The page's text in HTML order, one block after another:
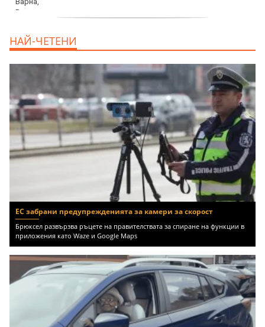
НАЙ-ЧЕТЕНИ
ЕС забрани предупрежденията за камери за скорост
Брюксел развързва ръцете на правителствата за спиране на функции в
приложения като Waze и Google Maps